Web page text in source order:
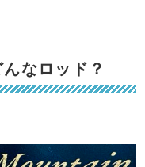
なロッド？